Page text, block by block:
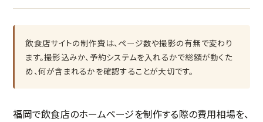
飲食店サイトの制作費は、ページ数や撮影の有無で変わり
ます。撮影込みか、予約システムを入れるかで総額が動くた
め、何が含まれるかを確認することが大切です。
福岡で飲食店のホームページを制作する際の費用相場を、